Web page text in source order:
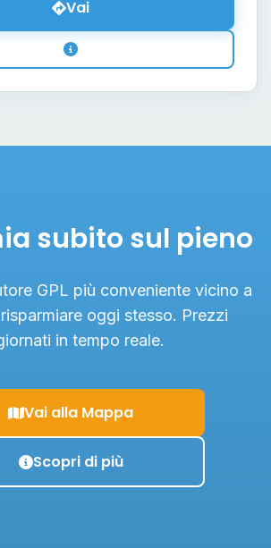
Vai
subito sul pieno
GPL più conveniente vicino a
oggi stesso. Prezzi
in tempo reale.
Vai alla Mappa
Scopri di più